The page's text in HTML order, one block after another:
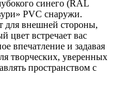
синего (RAL
PVC снаружи.
для внешней стороны,
цвет встречает вас
впечатление и задавая
творческих, уверенных
пространством с